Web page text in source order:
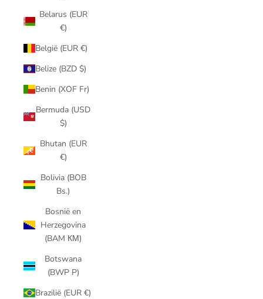
Belarus (EUR
€)
België (EUR €)
Belize (BZD $)
Benin (XOF Fr)
Bermuda (USD
$)
Bhutan (EUR
€)
Bolivia (BOB
Bs.)
Bosnië en
Herzegovina
(BAM КМ)
Botswana
(BWP P)
Brazilië (EUR €)